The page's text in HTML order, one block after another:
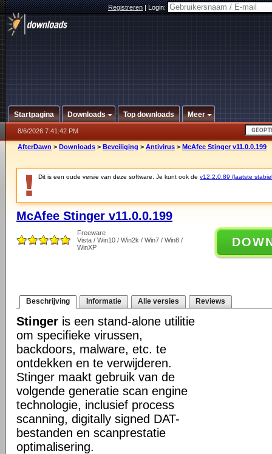
Registreren|Login:
Startpagina Downloads Top downloads Meer
8/6/2026 7:41:42 PM
AfterDawn > Downloads > Beveiliging > Antivirus > McAfee Stinger v11.0.0.199
Dit is een oude versie van deze software. Je kunt ook de v12.2.0.89 (laatste
McAfee Stinger v11.0.0.199
Freeware
Vista / Win10 / Win2k / Win7 / Win8 /
WinXP
Beschrijving Informatie Alle versies Reviews
Stinger is een stand-alone utilitie
om specifieke virussen,
backdoors, malware, etc. te
ontdekken en te verwijderen.
Stinger maakt gebruik van de
volgende generatie scan engine
technologie, inclusief process
scanning, digitally signed DAT-
bestanden en scanprestatie
optimalisering.